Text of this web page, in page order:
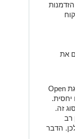
את
נדרש רישיון צלילה בינלאומי בתוקף, בדרך כלל בדרגת Open
זה.
רב
הדבר